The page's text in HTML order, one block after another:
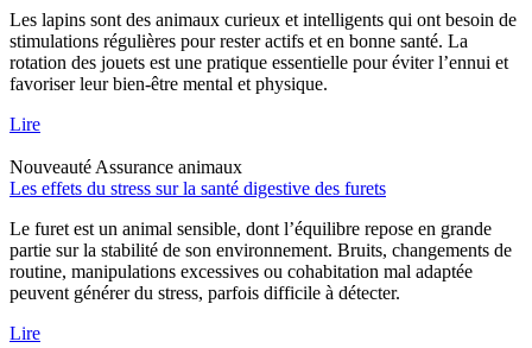
Les lapins sont des animaux curieux et intelligents qui ont besoin de
stimulations régulières pour rester actifs et en bonne santé. La
rotation des jouets est une pratique essentielle pour éviter l’ennui et
favoriser leur bien-être mental et physique.
Lire
Nouveauté Assurance animaux
Les effets du stress sur la santé digestive des furets
Le furet est un animal sensible, dont l’équilibre repose en grande
partie sur la stabilité de son environnement. Bruits, changements de
routine, manipulations excessives ou cohabitation mal adaptée
peuvent générer du stress, parfois difficile à détecter.
Lire